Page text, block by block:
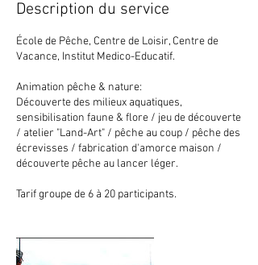
Description du service
École de Pêche, Centre de Loisir, Centre de
Vacance, Institut Medico-Educatif.
Animation pêche & nature:
Découverte des milieux aquatiques,
sensibilisation faune & flore / jeu de découverte
/ atelier "Land-Art" / pêche au coup / pêche des
écrevisses / fabrication d'amorce maison /
découverte pêche au lancer léger.
Tarif groupe de 6 à 20 participants.